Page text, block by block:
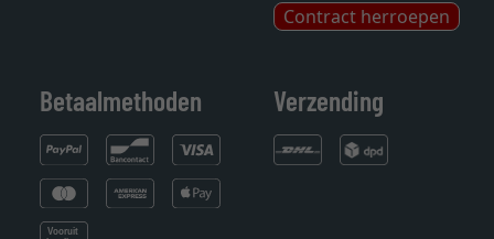
Contract herroepen
Betaalmethoden Verzending